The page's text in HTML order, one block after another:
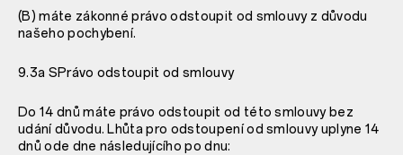
(B) máte zákonné právo odstoupit od smlouvy z důvodu
našeho pochybení.
9.3a SPrávo odstoupit od smlouvy
Do 14 dnů máte právo odstoupit od této smlouvy bez
udání důvodu. Lhůta pro odstoupení od smlouvy uplyne 14
dnů ode dne následujícího po dnu: